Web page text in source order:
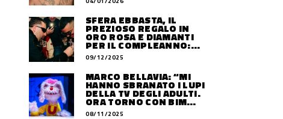
SFERA EBBASTA, IL
PREZIOSO REGALO IN
ORO ROSA E DIAMANTI
PER IL COMPLEANNO:
QUANTO VALE
09/12/2025
MARCO BELLAVIA: “MI
HANNO SBRANATO I LUPI
DELLA TV DEGLI ADULTI.
ORA TORNO CON BIM
BUM BAM PARTY”
08/11/2025